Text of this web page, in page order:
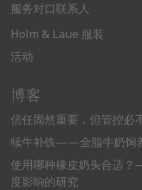
服务对口联系人
Holm & Laue 服装
活动
博客
信任固然重要，但管控必
犊牛补铁——全脂牛奶饲
使用哪种橡皮奶头合适
度影响的研究